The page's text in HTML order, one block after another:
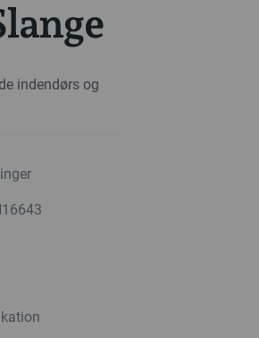
indendørs og